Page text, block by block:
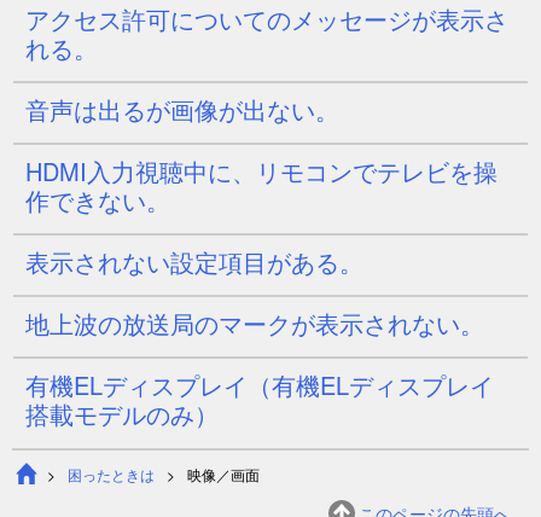
アクセス許可についてのメッセージが表示さ
れる。
音声は出るが画像が出ない。
HDMI入力視聴中に、リモコンでテレビを操
作できない。
表示されない設定項目がある。
地上波の放送局のマークが表示されない。
有機ELディスプレイ（有機ELディスプレイ
搭載モデルのみ）
困ったときは 映像／画面